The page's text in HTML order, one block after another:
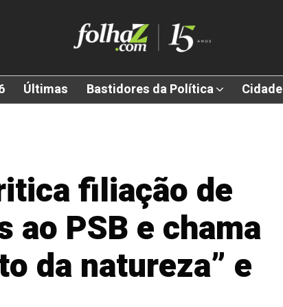
Últimas Bastidores da Política Cidade
filiação de
ao PSB e chama
da natureza” e